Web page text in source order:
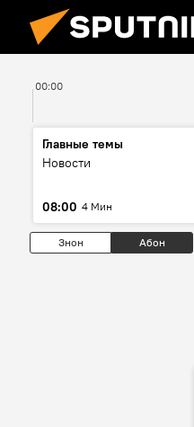
00:00
Главные темы
Новости
08:00 4 Мин
Знон Абон